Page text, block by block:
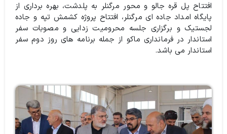
افتتاح پل قره جالو و محور مرگنلر به پلدشت، بهره برداری از
پایگاه امداد جاده ای مرگنلر، افتتاح پروژه کشمش تپه و جاده
لجستیک و برگزاری جلسه محرومیت زدایی و مصوبات سفر
استاندار در فرمانداری ماکو از جمله برنامه های روز دوم سفر
استاندار می باشد.